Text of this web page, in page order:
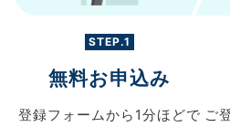
STEP.1
無料お申込み
登録フォームから 1分ほどで ご